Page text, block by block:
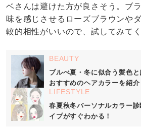
ベさんは避けた方が良さそう。ブ
味を感じさせるローズブラウンや
較的相性がいいので、試してみて
BEAUTY
ブルべ夏・冬に似合う髪色
おすすめのヘアカラーを紹介
LIFESTYLE
春夏秋冬パーソナルカラー
イプがすぐわかる！